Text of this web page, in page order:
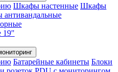
Шкафы настенные Шкафы
19"
Батарейные кабинеты Блоки